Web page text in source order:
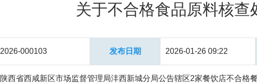
关于不合格食品原料核查
2026-000103 发布日期 2026-01-26 09:22
陕西省西咸新区市场监督管理局沣西新城分局公告辖区2家餐饮店不合